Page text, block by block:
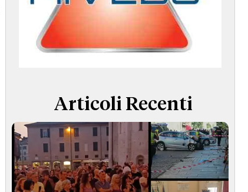
Articoli Recenti